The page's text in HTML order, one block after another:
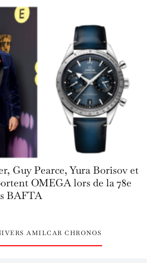
Guy Pearce, Yura Borisov et
OMEGA lors de la 78e
BAFTA
AMILCAR CHRONOS